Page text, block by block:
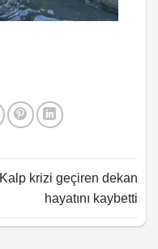
Kalp krizi geçiren dekan
hayatını kaybetti